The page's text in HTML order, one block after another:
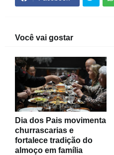
Você vai gostar
Dia dos Pais movimenta
churrascarias e
fortalece tradição do
almoço em família